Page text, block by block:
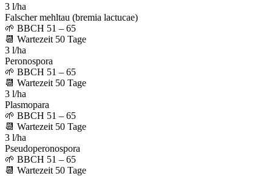
3 l/ha
Falscher mehltau (bremia lactucae)
🌱 BBCH 51 – 65
📆 Wartezeit 50 Tage
3 l/ha
Peronospora
🌱 BBCH 51 – 65
📆 Wartezeit 50 Tage
3 l/ha
Plasmopara
🌱 BBCH 51 – 65
📆 Wartezeit 50 Tage
3 l/ha
Pseudoperonospora
🌱 BBCH 51 – 65
📆 Wartezeit 50 Tage